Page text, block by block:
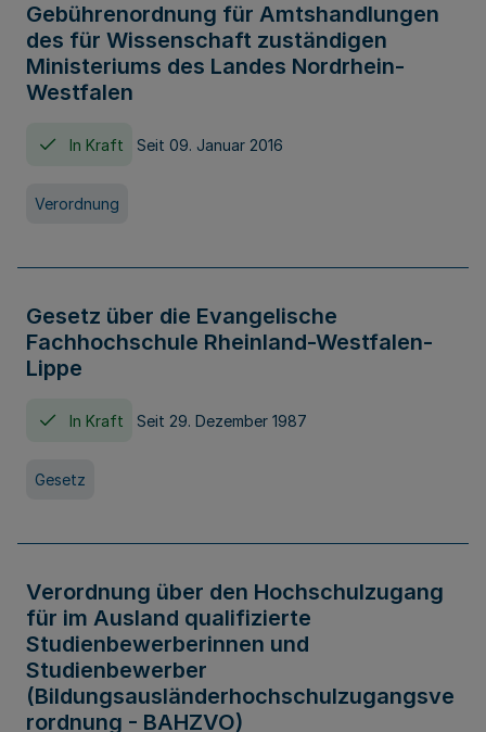
Gebührenordnung für Amtshandlungen
des für Wissenschaft zuständigen
Ministeriums des Landes Nordrhein-
Westfalen
In Kraft Seit 09. Januar 2016
Verordnung
Gesetz über die Evangelische
Fachhochschule Rheinland-Westfalen-
Lippe
In Kraft Seit 29. Dezember 1987
Gesetz
Verordnung über den Hochschulzugang
für im Ausland qualifizierte
Studienbewerberinnen und
Studienbewerber
(Bildungsausländerhochschulzugangsve
rordnung - BAHZVO)